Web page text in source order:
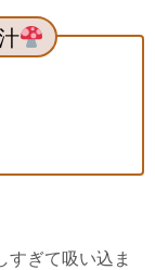
すぎて吸い込ま